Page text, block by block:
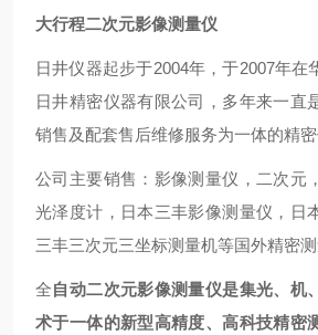
大行程二次元影像测量仪
日井仪器起步于2004年，于2007年在
日井精密仪器有限公司，多年来一直
销售及配套售后维修服务为一体的精密
公司主要销售：影像测量仪，二次元
光泽度计，日本三丰影像测量仪，日
三丰三次元三坐标测量机等国外精密测
全自动二次元影像测量仪是集光、机
术于一体的新型高精度、高科技精密